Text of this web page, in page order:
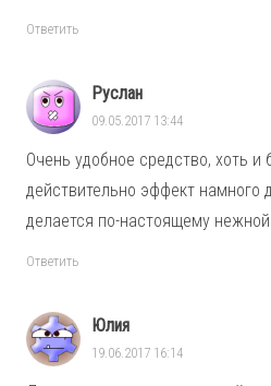
Ответить
Руслан
09.05.2017 13:44
Очень удобное средство, хоть и
действительно эффект намного
делается по-настоящему
Ответить
Юлия
19.06.2017 16:14